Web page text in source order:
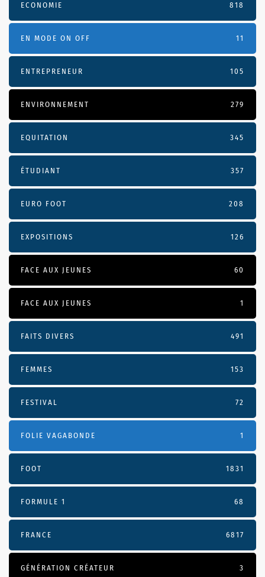
ECONOMIE 818
EN MODE ON OFF 11
ENTREPRENEUR 105
ENVIRONNEMENT 279
EQUITATION 345
ÉTUDIANT 357
EURO FOOT 208
EXPOSITIONS 126
FACE AUX JEUNES 60
FACE AUX JEUNES 1
FAITS DIVERS 491
FEMMES 153
FESTIVAL 72
FOLIE VAGABONDE 1
FOOT 1831
FORMULE 1 68
FRANCE 6817
GÉNÉRATION CRÉATEUR 3